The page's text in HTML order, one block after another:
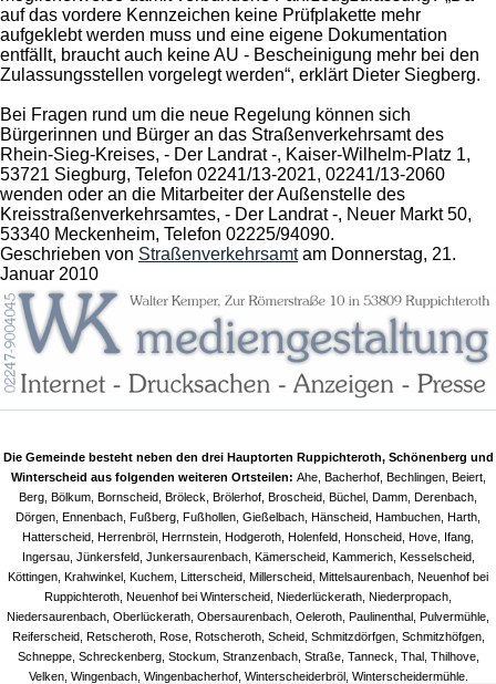
auf das vordere Kennzeichen keine Prüfplakette mehr
aufgeklebt werden muss und eine eigene Dokumentation
entfällt, braucht auch keine AU - Bescheinigung mehr bei den
Zulassungsstellen vorgelegt werden“, erklärt Dieter Siegberg.
Bei Fragen rund um die neue Regelung können sich
Bürgerinnen und Bürger an das Straßenverkehrsamt des
Rhein-Sieg-Kreises, - Der Landrat -, Kaiser-Wilhelm-Platz 1,
53721 Siegburg, Telefon 02241/13-2021, 02241/13-2060
wenden oder an die Mitarbeiter der Außenstelle des
Kreisstraßenverkehrsamtes, - Der Landrat -, Neuer Markt 50,
53340 Meckenheim, Telefon 02225/94090.
Geschrieben von Straßenverkehrsamt am Donnerstag, 21.
Januar 2010
Die Gemeinde besteht neben den drei Hauptorten Ruppichteroth, Schönenberg und
Winterscheid aus folgenden weiteren Ortsteilen: Ahe, Bacherhof, Bechlingen, Beiert,
Berg, Bölkum, Bornscheid, Bröleck, Brölerhof, Broscheid, Büchel, Damm, Derenbach,
Dörgen, Ennenbach, Fußberg, Fußhollen, Gießelbach, Hänscheid, Hambuchen, Harth,
Hatterscheid, Herrenbröl, Herrnstein, Hodgeroth, Holenfeld, Honscheid, Hove, Ifang,
Ingersau, Jünkersfeld, Junkersaurenbach, Kämerscheid, Kammerich, Kesselscheid,
Köttingen, Krahwinkel, Kuchem, Litterscheid, Millerscheid, Mittelsaurenbach, Neuenhof bei
Ruppichteroth, Neuenhof bei Winterscheid, Niederlückerath, Niederpropach,
Niedersaurenbach, Oberlückerath, Obersaurenbach, Oeleroth, Paulinenthal, Pulvermühle,
Reiferscheid, Retscheroth, Rose, Rotscheroth, Scheid, Schmitzdörfgen, Schmitzhöfgen,
Schneppe, Schreckenberg, Stockum, Stranzenbach, Straße, Tanneck, Thal, Thilhove,
Velken, Wingenbach, Wingenbacherhof, Winterscheiderbröl, Winterscheidermühle.